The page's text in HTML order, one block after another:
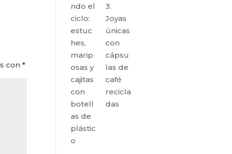
con*
ndo el
ciclo:
estuc
hes,
marip
osas y
cajitas
con
botell
as de
plástic
o
3:
Joyas
únicas
con
cápsu
las de
café
recicla
das